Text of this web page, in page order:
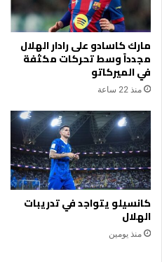
مارك كاسادو على رادار الهلال
مجدداً وسط تحركات مكثفة
في الميركاتو
منذ 22 ساعة
كانسيلو يتواجد في تدريبات
الهلال
منذ يومين